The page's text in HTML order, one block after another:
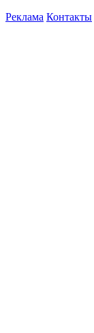
Реклама Контакты